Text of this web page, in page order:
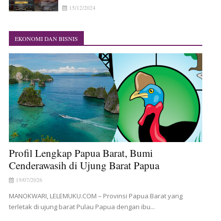
15/12/2024
EKONOMI DAN BISNIS
Profil Lengkap Papua Barat, Bumi
Cenderawasih di Ujung Barat Papua
19/07/2026
MANOKWARI, LELEMUKU.COM – Provinsi Papua Barat yang
terletak di ujung barat Pulau Papua dengan ibu...